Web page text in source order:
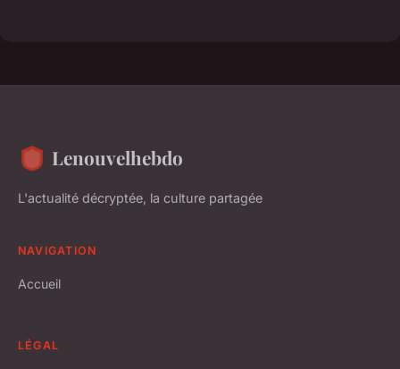
Lenouvelhebdo
L'actualité décryptée, la culture partagée
NAVIGATION
Accueil
LÉGAL